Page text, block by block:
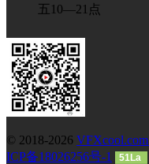
五10—21点
© 2018-2026 VFXcool.com
ICP备18026256号-1
51La